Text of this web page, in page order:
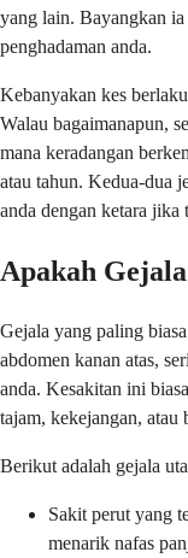
yang lain. Bayangkan ia
penghadaman anda.
Kebanyakan kes
Walau bagaimanapun,
mana keradangan
atau tahun. Kedua-dua
anda dengan ketara jika
Apakah
Gejala yang paling
abdomen kanan atas,
anda. Kesakitan ini
tajam, kekejangan, atau
Berikut adalah gejala
Sakit perut yang
menarik nafas